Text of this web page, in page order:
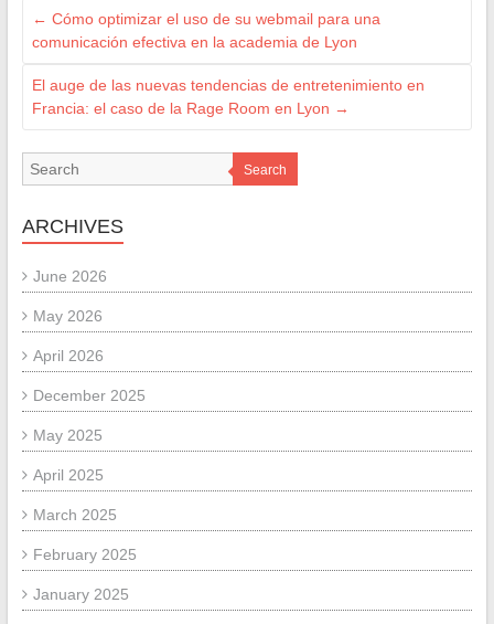
← Cómo optimizar el uso de su webmail para una
comunicación efectiva en la academia de Lyon
El auge de las nuevas tendencias de entretenimiento en
Francia: el caso de la Rage Room en Lyon →
Search
ARCHIVES
June 2026
May 2026
April 2026
December 2025
May 2025
April 2025
March 2025
February 2025
January 2025